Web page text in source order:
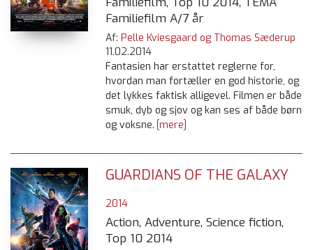
Familiefilm A/7 år
Af: Pelle Kviesgaard og Thomas Sæderup
11.02.2014
Fantasien har erstattet reglerne for,
hvordan man fortæller en god historie, og
det lykkes faktisk alligevel. Filmen er både
smuk, dyb og sjov og kan ses af både børn
og voksne. [mere]
GUARDIANS OF THE GALAXY
2014
Action, Adventure, Science fiction,
Top 10 2014